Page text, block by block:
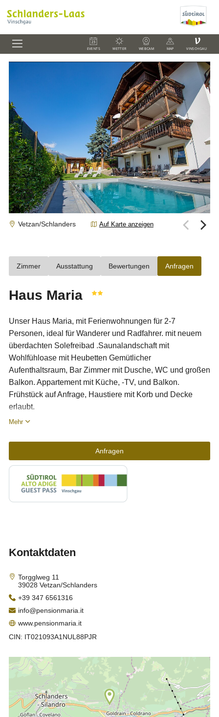
EVENTS WETTER WEBCAM MAP
V
VINSCHGAU